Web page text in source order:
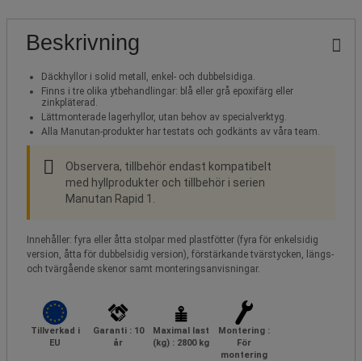
Beskrivning
Däckhyllor i solid metall, enkel- och dubbelsidiga.
Finns i tre olika ytbehandlingar: blå eller grå epoxifärg eller
zinkpläterad.
Lättmonterade lagerhyllor, utan behov av specialverktyg.
Alla Manutan-produkter har testats och godkänts av våra team.
Observera, tillbehör endast kompatibelt
med hyllprodukter och tillbehör i serien
Manutan Rapid 1.
Innehåller: fyra eller åtta stolpar med plastfötter (fyra för enkelsidig
version, åtta för dubbelsidig version), förstärkande tvärstycken, längs-
och tvärgående skenor samt monteringsanvisningar.
Tillverkad i
EU
Garanti : 10
år
Maximal last
(kg) : 2800 kg
Montering :
För
montering